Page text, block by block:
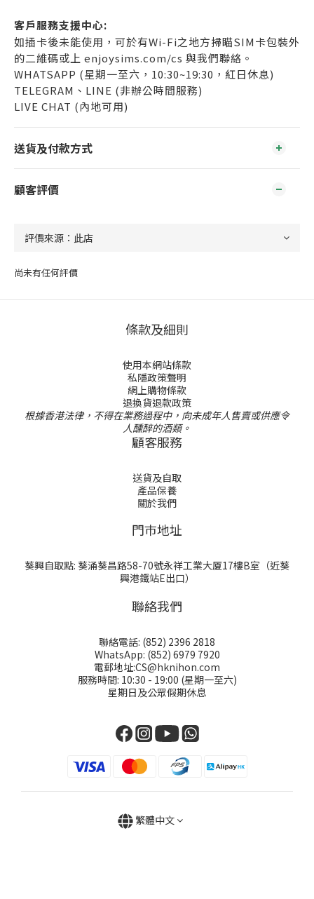
客戶服務支援中心:
如插卡後未能使用，可於有Wi-Fi之地方掃瞄SIM卡包裝外
的二維碼或上 enjoysims.com/cs 與我們聯絡。
WHATSAPP (星期一至六，10:30~19:30，紅日休息)
TELEGRAM、LINE (非辦公時間服務)
LIVE CHAT (內地可用)
送貨及付款方式
顧客評價
尚未有任何評價
條款及細則
使用本網站條款
私隱政策聲明
網上購物條款
退換貨退款政策
根據香港法律，不得在業務過程中，向未成年人售賣或供應令
人醺醉的酒類。
顧客服務
送貨及自取
產品保養
關於我們
門巿地址
葵興自取點: 葵涌葵昌路58-70號永祥工業大厦17樓B室（近葵
興港鐵站E出口）
聯絡我們
聯絡電話: (852) 2396 2818
WhatsApp: (852) 6979 7920
電郵地址:CS@hknihon.com
服務時間: 10:30 - 19:00 (星期一至六)
星期日及公眾假期休息
繁體中文